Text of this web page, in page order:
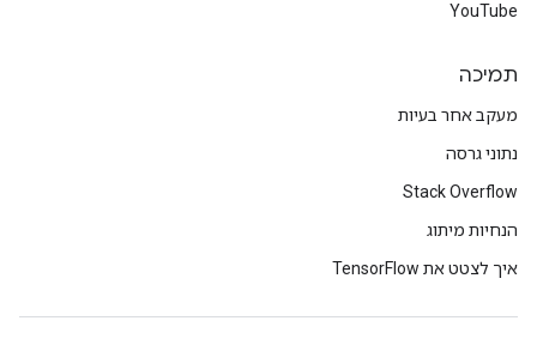
YouTube
תמיכה
מעקב אחר בעיות
נתוני גרסה
Stack Overflow
הנחיות מיתוג
איך לצטט את TensorFlow